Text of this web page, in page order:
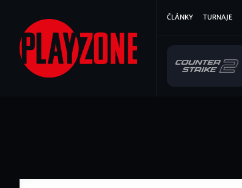
hlavnímu
obsahu
Hlavní
ČLÁNKY TURNAJE